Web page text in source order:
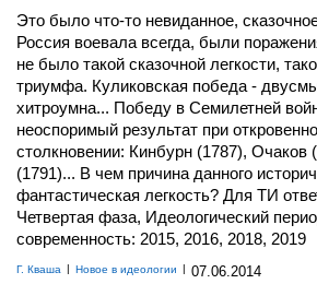
Это было что-то невиданное,
Россия воевала всегда, были
не было такой сказочной легкости,
триумфа. Куликовская победа -
хитроумна... Победу в Семилетней
неоспоримый результат при
столкновении: Кинбурн (1787),
(1791)... В чем причина данного
фантастическая легкость? Для ТИ
Четвертая фаза, Идеологический
современность: 2015, 2016, 2018, 2019
Г. Кваша | Новое в идеологии | 07.06.2014